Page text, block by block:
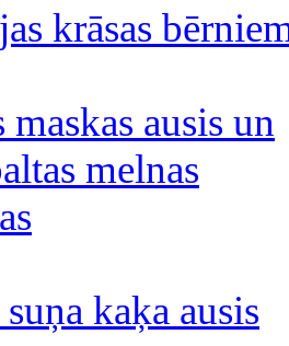
krāsas
ausis un
melnas
kaķa ausis